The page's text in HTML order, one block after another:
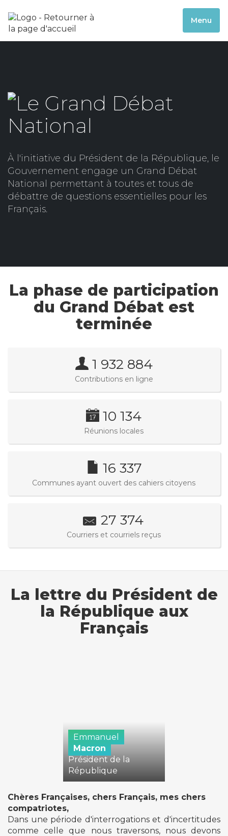
Menu
À l'initiative du Président de la République, le
Gouvernement engage un Grand Débat
National permettant à toutes et tous de
débattre de questions essentielles pour les
Français.
La phase de participation
du Grand Débat est
terminée
1 932 884
Contributions en ligne
10 134
Réunions locales
16 337
Communes ayant ouvert des cahiers citoyens
27 374
Courriers et courriels reçus
La lettre du Président de
la République aux
Français
Emmanuel
Macron
Président de la
République
Chères Françaises, chers Français, mes chers
compatriotes,
Dans une période d'interrogations et d'incertitudes
comme celle que nous traversons, nous devons